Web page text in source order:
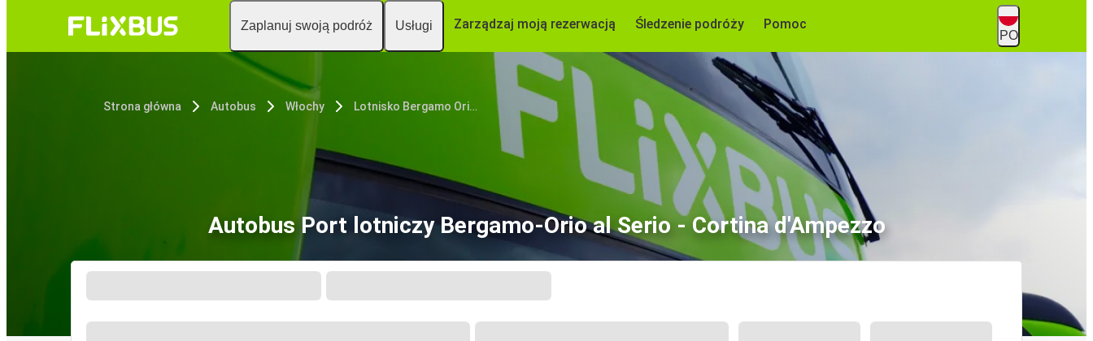
Zaplanuj swoją podróż Usługi Zarządzaj moją rezerwacją Śledzenie podróży Pomoc
PO
Strona główna Autobus Włochy Lotnisko Bergamo Orio al Serio
Autobus Port lotniczy Bergamo-Orio al Serio - Cortina d'Ampezzo